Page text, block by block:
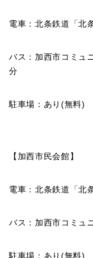
電車：北条鉄道「
バス：加西市コミュ
分
駐車場：あり(無料)
【加西市民会館】
電車：北条鉄道「
バス：加西市コミュ
駐車場：あり(無料)